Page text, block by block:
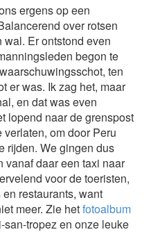
ergens op een
over rotsen
Er ontstond even
begon te
ten
er was. Ik zag het, maar
en dat was even
lopend naar de grenspost
om door Peru
rijden. We gingen dus
vanaf daar een taxi naar
voor de toeristen,
restaurants, want
meer. Zie hetfotoalbum
san-tropez en onze leuke